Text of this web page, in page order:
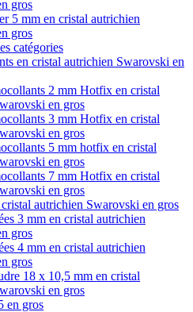
gros
5 mm en cristal autrichien
gros
catégories
en cristal autrichien Swarovski en
2 mm Hotfix en cristal
en gros
3 mm Hotfix en cristal
en gros
5 mm hotfix en cristal
en gros
7 mm Hotfix en cristal
en gros
cristal autrichien Swarovski en gros
3 mm en cristal autrichien
gros
4 mm en cristal autrichien
gros
18 x 10,5 mm en cristal
en gros
en gros